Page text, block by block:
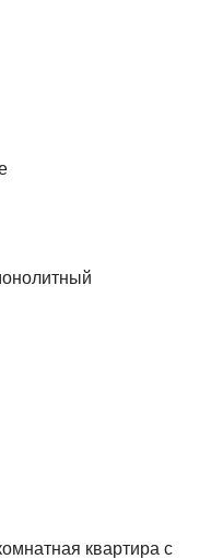
квартира с